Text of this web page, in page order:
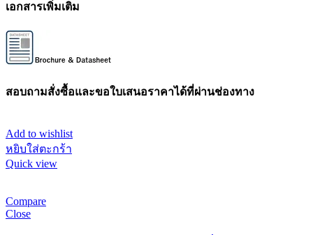
เอกสารเพิ่มเติม
สอบถามสั่งซื้อและขอใบเสนอราคาได้ที่ผ่านช่องทาง
Add to wishlist
หยิบใส่ตะกร้า
Quick view
Compare
Close